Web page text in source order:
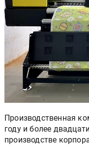
Производственная
году и более
производстве